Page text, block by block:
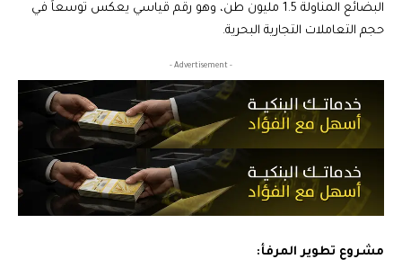
البضائع المناولة 1.5 مليون طن، وهو رقم قياسي يعكس توسعاً في
حجم التعاملات التجارية البحرية.
- Advertisement -
مشروع تطوير المرفأ: